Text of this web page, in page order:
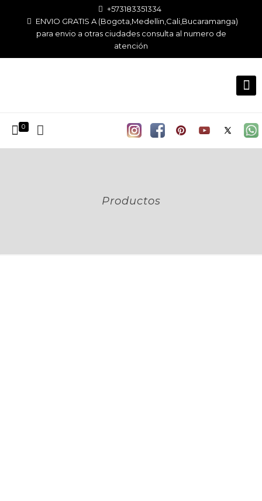
+573183351334
ENVIO GRATIS A (Bogota,Medellin,Cali,Bucaramanga)
para envio a otras ciudades consulta al numero de
atención
0
Productos